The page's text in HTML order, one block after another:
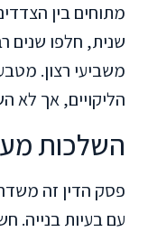
מתוחים בין
שנית, חלפו שנים
משביעי רצון.
הליקויים, אך לא
השלכות
פסק הדין זה
עם בעיות בנייה.